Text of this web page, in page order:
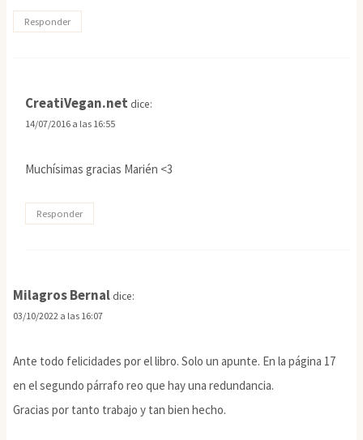
Responder
CreatiVegan.net dice:
14/07/2016 a las 16:55
Muchísimas gracias Marién <3
Responder
Milagros Bernal dice:
03/10/2022 a las 16:07
Ante todo felicidades por el libro. Solo un apunte. En la página 17
en el segundo párrafo reo que hay una redundancia.
Gracias por tanto trabajo y tan bien hecho.